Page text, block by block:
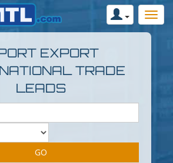
EXPORT
TRADE
LEADS